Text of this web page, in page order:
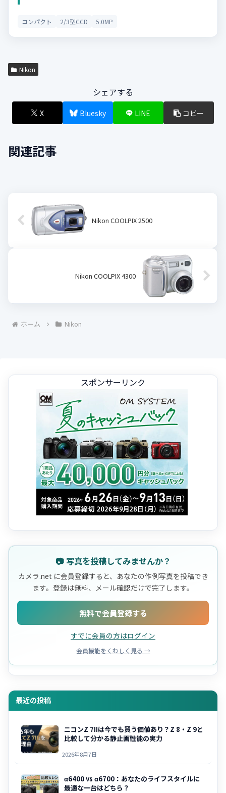
コンパクト 2/3型CCD 5.0MP
Nikon
シェアする
X Bluesky LINE コピー
関連記事
Nikon COOLPIX 2500
Nikon COOLPIX 4300
ホーム Nikon
スポンサーリンク
📷 写真を投稿してみませんか？
カメラ.net に会員登録すると、あなたの作例写真を投稿でき
ます。登録は無料、メール確認だけで完了します。
無料で会員登録する
すでに会員の方はログイン
会員機能をくわしく見る →
最近の投稿
ニコンZ 7IIは今でも買う価値あり？Z 8・Z 9と
比較して分かる静止画性能の実力
2026年8月7日
α6400 vs α6700：あなたのライフスタイルに
最適な一台はどちら？